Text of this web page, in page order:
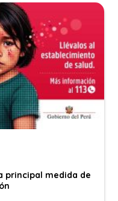
principal medida de